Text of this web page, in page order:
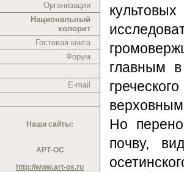
Организации
Национальный
колорит
Гостевая книга
Форум
E-mail
Наши сайты:
АРТ-ОС
http://www.art-os.ru
главным
Но
почву,